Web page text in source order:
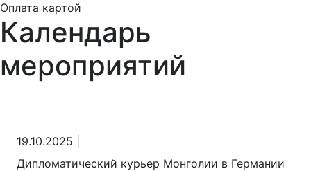
Оплата картой
Календарь
мероприятий
19.10.2025
Дипломатический курьер Монголии в Германии